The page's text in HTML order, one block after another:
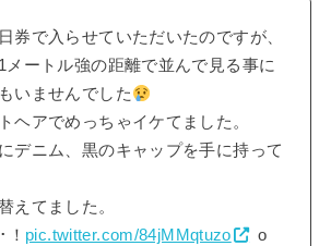
券で入らせていただいたのですが、
メートル強の距離で並んで見る事に
いませんでした
ヘアでめっちゃイケてました。
デニム、黒のキャップを手に持って
えてました。
pic.twitter.com/84jMMqtuzo o